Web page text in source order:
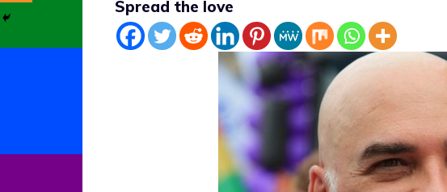
Spread the love